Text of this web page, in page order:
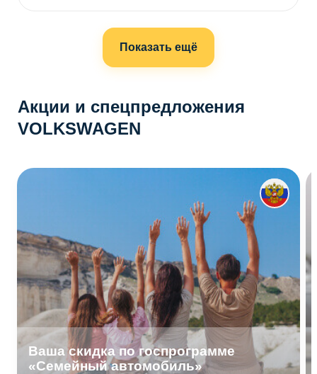
Показать ещё
Акции и спецпредложения
VOLKSWAGEN
Ваша скидка по госпрограмме
«Семейный автомобиль»